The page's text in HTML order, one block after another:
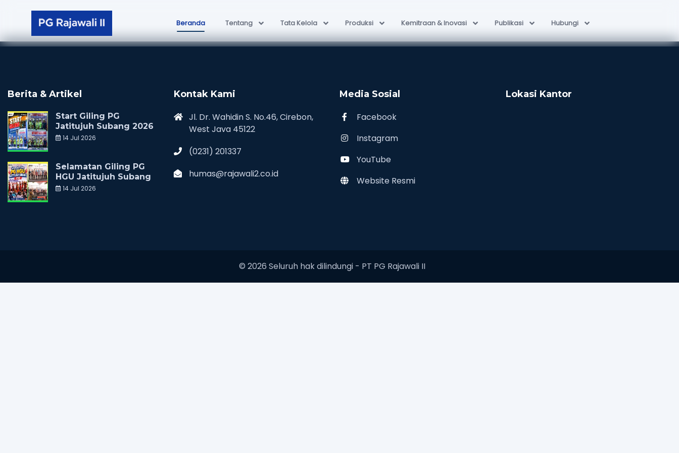
Beranda Tentang Tata Kelola Produksi Kemitraan & Inovasi Publikasi Hubungi
Berita & Artikel
Start Giling PG
Jatitujuh Subang 2026
14 Jul 2026
Selamatan Giling PG
HGU Jatitujuh Subang
14 Jul 2026
Kontak Kami
Jl. Dr. Wahidin S. No.46, Cirebon,
West Java 45122
(0231) 201337
humas@rajawali2.co.id
Media Sosial
Facebook
Instagram
YouTube
Website Resmi
Lokasi Kantor
© 2026 Seluruh hak dilindungi - PT PG Rajawali II